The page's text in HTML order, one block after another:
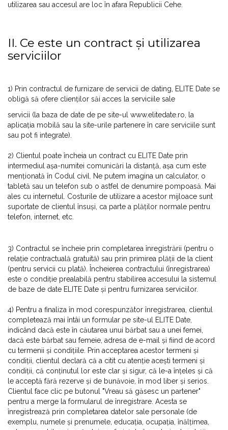
utilizarea sau accesul are loc în afara Republicii Cehe.
II. Ce este un contract și utilizarea
serviciilor
1) Prin contractul de furnizare de servicii de dating, ELITE Date se
obligă să ofere clienților săi acces la serviciile sale
servicii (la baza de date de pe site-ul www.elitedate.ro, la
aplicația mobilă sau la site-urile partenere în care serviciile sunt
sau pot fi integrate).
2) Clientul poate încheia un contract cu ELITE Date prin
intermediul așa-numitei comunicări la distanță, așa cum este
menționată în Codul civil. Ne putem imagina un calculator, o
tabletă sau un telefon sub o astfel de denumire pompoasă. Mai
ales cu internetul. Costurile de utilizare a acestor mijloace sunt
suportate de clientul însuși, ca parte a plăților normale pentru
telefon, internet, etc.
3) Contractul se încheie prin completarea înregistrării (pentru o
relație contractuală gratuită) sau prin primirea plății de la client
(pentru servicii cu plată). Încheierea contractului (înregistrarea)
este o condiție prealabilă pentru stabilirea accesului la sistemul
de baze de date ELITE Date și pentru furnizarea serviciilor.
4) Pentru a finaliza în mod corespunzător înregistrarea, clientul
completează mai întâi un formular pe site-ul ELITE Date,
indicând dacă este în căutarea unui bărbat sau a unei femei,
dacă este bărbat sau femeie, adresa de e-mail și fiind de acord
cu termenii și condițiile. Prin acceptarea acestor termeni și
condiții, clientul declară că a citit cu atenție acești termeni și
condiții, că conținutul lor este clar și sigur, că le-a înțeles și că
le acceptă fără rezerve și de bunăvoie, în mod liber și serios.
Clientul face clic pe butonul "Vreau să găsesc un partener"
pentru a merge la formularul de înregistrare. Acesta se
înregistrează prin completarea datelor sale personale (de
exemplu, numele și prenumele, educația, ocupația, înălțimea,